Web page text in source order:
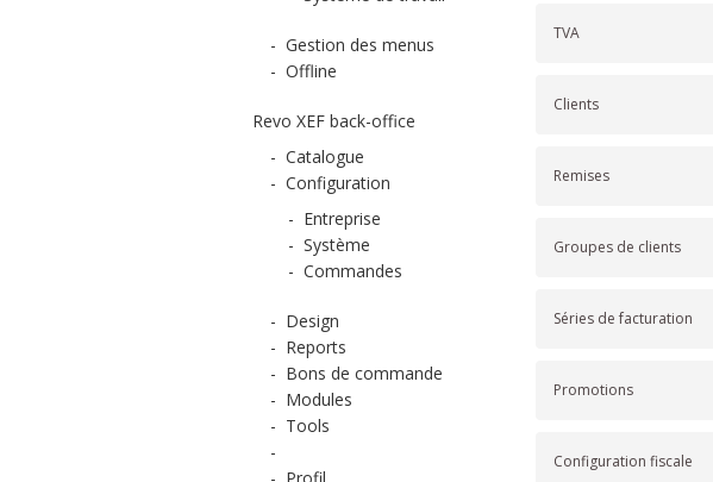
- Gestion des menus
- Offline
Revo XEF back-office
- Catalogue
- Configuration
- Entreprise
- Système
- Commandes
- Design
- Reports
- Bons de commande
- Modules
- Tools
-
TVA
Clients
Remises
Groupes de clients
Séries de facturation
Promotions
Configuration fiscale